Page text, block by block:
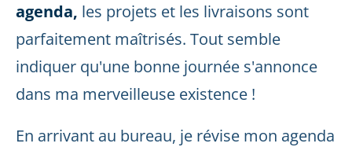
agenda, les projets et les livraisons sont
parfaitement maîtrisés. Tout semble
indiquer qu'une bonne journée s'annonce
dans ma merveilleuse existence !
En arrivant au bureau, je révise mon agenda